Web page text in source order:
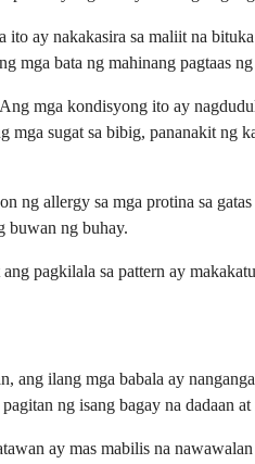
ay nakakasira sa maliit na
mga bata ng mahinang pagtaas
Ang mga kondisyong ito ay
sugat sa bibig, pananakit ng
ng allergy sa mga protina sa
buwan ng buhay.
pagkilala sa pattern ay
ilang mga babala ay
ng isang bagay na dadaan
ay mas mabilis na